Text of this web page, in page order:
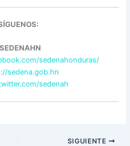
sedenahonduras/
sedena.gob.hn
sedenah
SIGUIENTE